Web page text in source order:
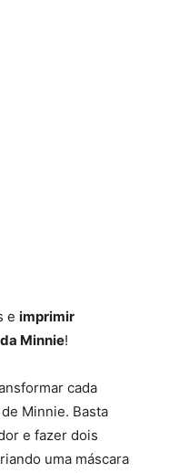
e imprimir
Minnie!
cada
Minnie. Basta
e fazer dois
uma máscara